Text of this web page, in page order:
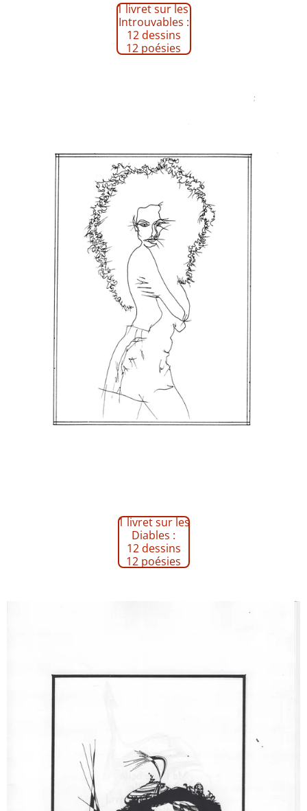
1 livret sur les
Introuvables :
12 dessins
12 poésies
1 livret sur les
Diables :
12 dessins
12 poésies